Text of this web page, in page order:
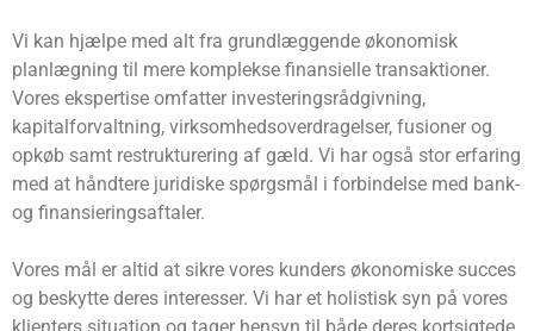
Vi kan hjælpe med alt fra grundlæggende økonomisk
planlægning til mere komplekse finansielle transaktioner.
Vores ekspertise omfatter investeringsrådgivning,
kapitalforvaltning, virksomhedsoverdragelser, fusioner og
opkøb samt restrukturering af gæld. Vi har også stor erfaring
med at håndtere juridiske spørgsmål i forbindelse med bank-
og finansieringsaftaler.
Vores mål er altid at sikre vores kunders økonomiske succes
og beskytte deres interesser. Vi har et holistisk syn på vores